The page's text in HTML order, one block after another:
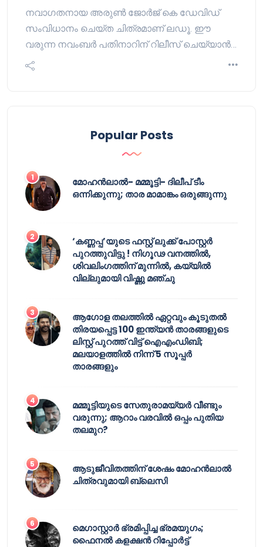
നവാഗതനായ അരുൺ ജോർജ് കെ ഡേവിഡ്
സംവിധാനം ചെയ്ത ചിത്രമാണ് ലഡൂ. ഈ
വരുന്ന നവംബർ പതിനാറിന് റിലീസ് ചെയ്യാൻ…
Popular Posts
മോഹൻലാൽ- മമ്മൂട്ടി- ദിലീപ് ടീം
ഒന്നിക്കുന്നു; താര മാമാങ്കം ഒരുങ്ങുന്നു
‘കണ്ണപ്പ’യുടെ ഫസ്റ്റ് ലുക്ക് പോസ്റ്റർ
പുറത്തുവിട്ടു ! നിഗൂഢ വനത്തിൽ,
ശിവലിംഗത്തിന് മുന്നിൽ, കയ്യിൽ
വില്ലുമായി വിഷ്ണു മഞ്ചു
ആഗോള തലത്തിൽ ഏറ്റവും കൂടുതൽ
തിരയപ്പെട്ട 100 ഇന്ത്യൻ താരങ്ങളുടെ
ലിസ്റ്റ് പുറത്ത് വിട്ട് ഐഎംഡിബി;
മലയാളത്തിൽ നിന്ന് 5 സൂപ്പർ
താരങ്ങളും
മമ്മൂട്ടിയുടെ സേതുരാമയ്യർ വീണ്ടും
വരുന്നു; ആറാം വരവിൽ ഒപ്പം പുതിയ
തലമുറ?
ആടുജീവിതത്തിന് ശേഷം മോഹൻലാൽ
ചിത്രവുമായി ബ്ലെസി
മെഗാസ്റ്റാർ ഭ്രമിപ്പിച്ച ഭ്രമയുഗം;
ഫൈനൽ കളക്ഷൻ റിപ്പോർട്ട്